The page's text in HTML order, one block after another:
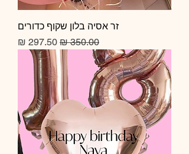
זר אסיה בלון שקוף כדורים
מחיר רגיל מחיר מבצע